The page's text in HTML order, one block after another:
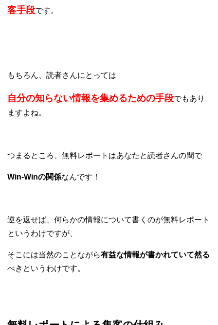
客手段です。
もちろん、読者さんにとっては
自分の知らない情報を集めるための手段でもあり
ますよね。
つまるところ、無料レポートはあなたと読者さんの間で
Win-Winの関係なんです！
逆を返せば、何らかの情報について書くのが無料レポート
というわけですが、
そこには当然のことながら有益な情報が書かれていて然る
べきというわけです。